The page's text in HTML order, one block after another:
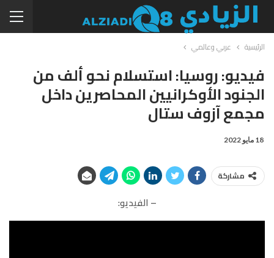
الرئيسية عربي وعالمي
فيديو: روسيا: استسلام نحو ألف من
الجنود الأوكرانيين المحاصرين داخل
مجمع آزوف ستال
18 مايو 2022
مشاركة
– الفيديو: